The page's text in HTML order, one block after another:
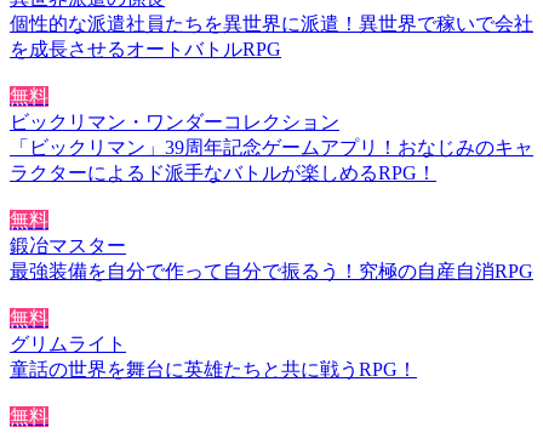
個性的な派遣社員たちを異世界に派遣！異世界で稼いで会社
を成長させるオートバトルRPG
無料
ビックリマン・ワンダーコレクション
「ビックリマン」39周年記念ゲームアプリ！おなじみのキャ
ラクターによるド派手なバトルが楽しめるRPG！
無料
鍛冶マスター
最強装備を自分で作って自分で振るう！究極の自産自消RPG
無料
グリムライト
童話の世界を舞台に英雄たちと共に戦うRPG！
無料